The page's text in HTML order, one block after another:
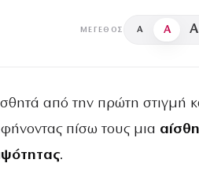
ΜΈΓΕΘΟΣ A A A
από την πρώτη στιγμή
πίσω τους μια
.